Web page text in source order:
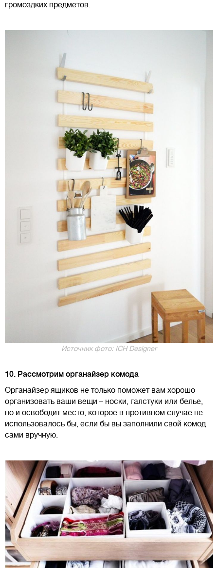
громоздких предметов.
Источник фото: ICH Designer
10. Рассмотрим органайзер комода
Органайзер ящиков не только поможет вам хорошо
организовать ваши вещи – носки, галстуки или белье,
но и освободит место, которое в противном случае не
использовалось бы, если бы вы заполнили свой комод
сами вручную.